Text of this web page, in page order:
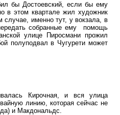
бы Достоевский, если бы ему
в этом квартале жил художник
именно тут, у вокзала, в
собранные ему помощь
улице Пиросмани прожил
полуподвал в Чугурети может
Кирочная, и вся улица
линию, которая сейчас не
и Макдональдс.